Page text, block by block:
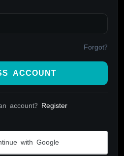
Forgot?
ACCOUNT
account? Register
with Google